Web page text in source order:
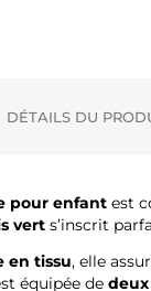
DÉTAILS DU
pour enfant est
vert s’inscrit
en tissu, elle
équipée de deux